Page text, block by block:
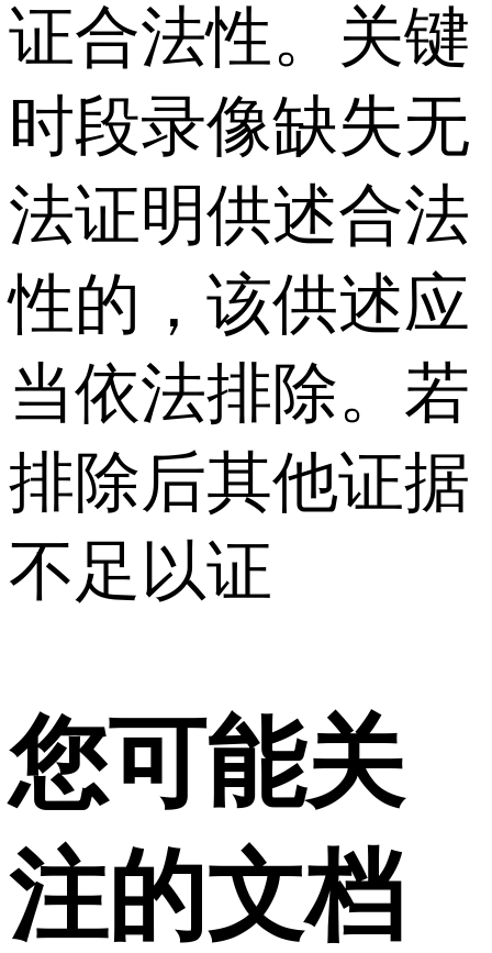
证合法性。关键
时段录像缺失无
法证明供述合法
性的，该供述应
当依法排除。若
排除后其他证据
不足以证
您可能关
注的文档